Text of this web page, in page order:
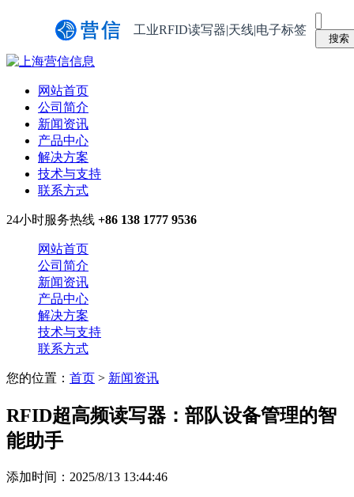
工业RFID读写器|天线|电子标签
网站首页
公司简介
新闻资讯
产品中心
解决方案
技术与支持
联系方式
24小时服务热线 +86 138 1777 9536
网站首页
公司简介
新闻资讯
产品中心
解决方案
技术与支持
联系方式
您的位置： 首页 > 新闻资讯
RFID超高频读写器：部队设备管理的智
能助手
添加时间：2025/8/13 13:44:46